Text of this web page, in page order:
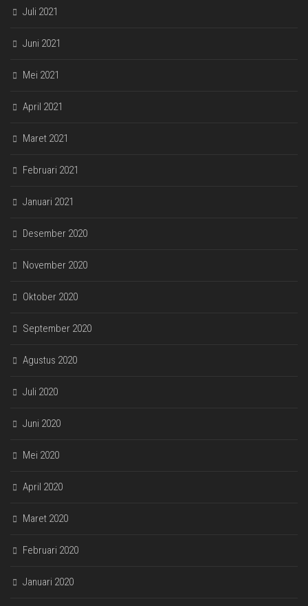
Juli 2021
Juni 2021
Mei 2021
April 2021
Maret 2021
Februari 2021
Januari 2021
Desember 2020
November 2020
Oktober 2020
September 2020
Agustus 2020
Juli 2020
Juni 2020
Mei 2020
April 2020
Maret 2020
Februari 2020
Januari 2020